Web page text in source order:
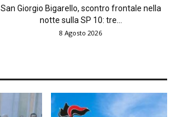
San Giorgio Bigarello, scontro frontale nella
notte sulla SP 10: tre...
8 Agosto 2026